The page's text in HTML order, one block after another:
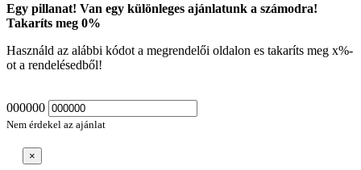
Egy pillanat! Van egy különleges ajánlatunk a számodra!
Takaríts meg 0%
Használd az alábbi kódot a megrendelői oldalon es takaríts meg x%-
ot a rendelésedből!
000000
Nem érdekel az ajánlat
×